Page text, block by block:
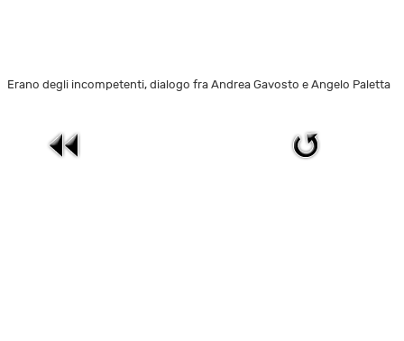
Erano degli incompetenti, dialogo fra Andrea Gavosto e Angelo Paletta